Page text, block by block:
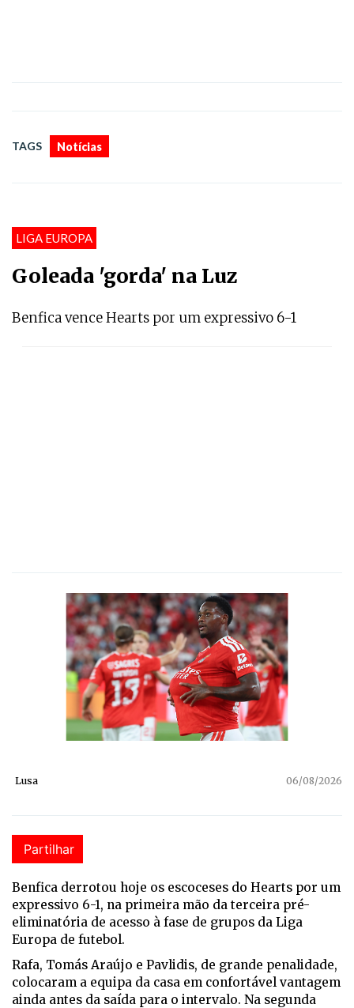
TAGS Notícias
LIGA EUROPA
Goleada 'gorda' na Luz
Benfica vence Hearts por um expressivo 6-1
Lusa 06/08/2026
Partilhar
Benfica derrotou hoje os escoceses do Hearts por um
expressivo 6-1, na primeira mão da terceira pré-
eliminatória de acesso à fase de grupos da Liga
Europa de futebol.
Rafa, Tomás Araújo e Pavlidis, de grande penalidade,
colocaram a equipa da casa em confortável vantagem
ainda antes da saída para o intervalo. Na segunda